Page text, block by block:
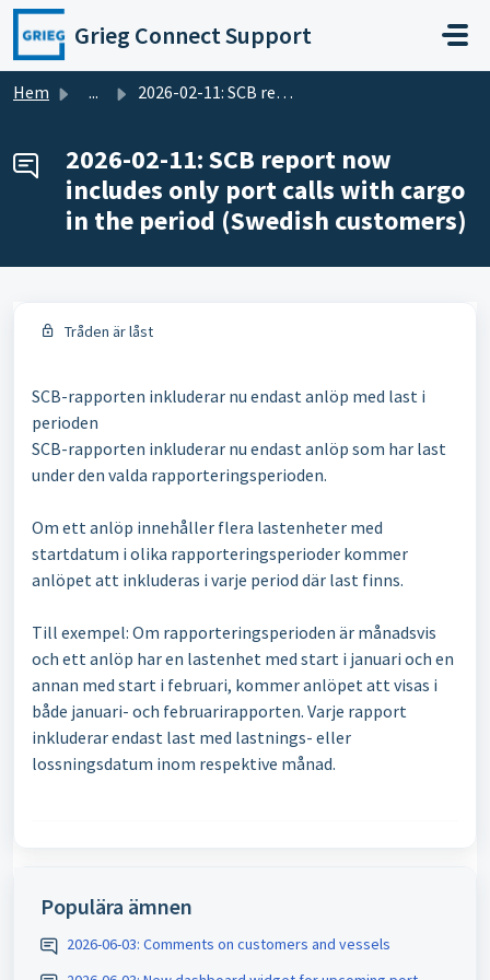
Hoppa över till huvudinnehåll
Grieg Connect Support
Hem ... 2026-02-11: SCB report now includes only port calls with ...
2026-02-11: SCB report now
includes only port calls with cargo
in the period (Swedish customers)
Tråden är låst
SCB-rapporten inkluderar nu endast anlöp med last i
perioden
SCB-rapporten inkluderar nu endast anlöp som har last
under den valda rapporteringsperioden.
Om ett anlöp innehåller flera lastenheter med
startdatum i olika rapporteringsperioder kommer
anlöpet att inkluderas i varje period där last finns.
Till exempel: Om rapporteringsperioden är månadsvis
och ett anlöp har en lastenhet med start i januari och en
annan med start i februari, kommer anlöpet att visas i
både januari- och februarirapporten. Varje rapport
inkluderar endast last med lastnings- eller
lossningsdatum inom respektive månad.
Populära ämnen
2026-06-03: Comments on customers and vessels